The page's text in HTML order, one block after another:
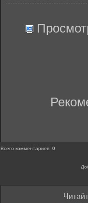
Всего комментариев:0